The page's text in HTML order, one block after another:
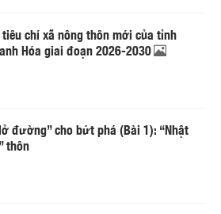
chí xã nông thôn mới của tỉnh
Hóa giai đoạn 2026-2030
đường” cho bứt phá (Bài 1): “Nhật
thôn